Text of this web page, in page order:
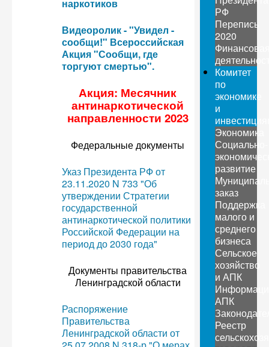
наркотиков
Видеоролик - "Увидел -
сообщи!" Всероссийская
Акция "Сообщи, где
торгуют смертью".
Акция: Месячник
антинаркотической
направленности 2023
Федеральные документы
Указ Президента РФ от
23.11.2020 N 733 "Об
утверждении Стратегии
государственной
антинаркотической политики
Российской Федерации на
период до 2030 года"
Документы правительства
Ленинградской области
Распоряжение
Правительства
Ленинградской области от
РФ
Перепись
2020
Комитет
по
экономике
и
Экономика
Социально-
развитие
заказ
Поддержка
малого и
среднего
бизнеса
Сельское
хозяйство
и АПК
АПК
Реестр